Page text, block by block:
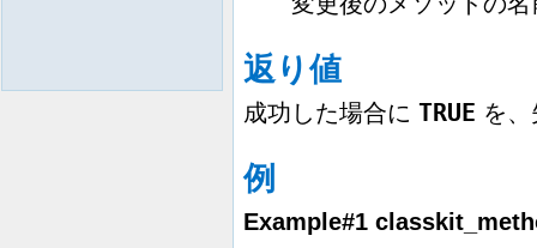
返り値
成功した場合に TRUE を
例
Example#1